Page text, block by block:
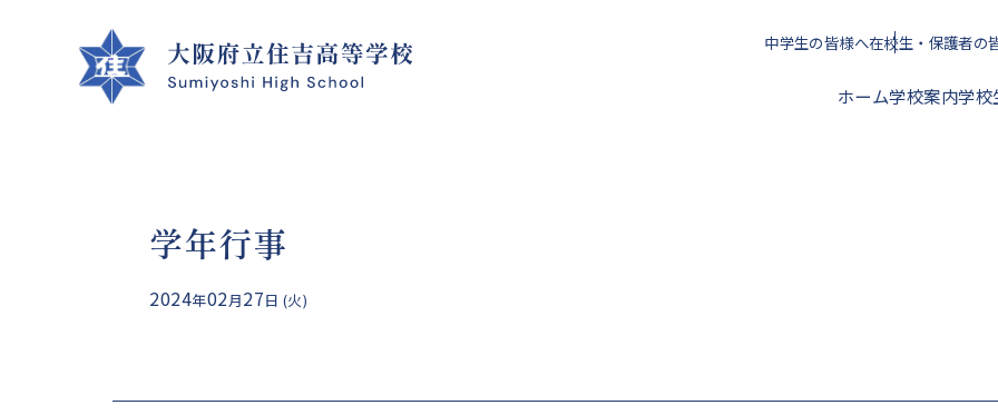
中学生の皆様へ在校生・保護者の
ホーム学校案内
学校案内
学校
学校生活
進路指導
クラブ活動
学年行事
2024年02月27日 (火)